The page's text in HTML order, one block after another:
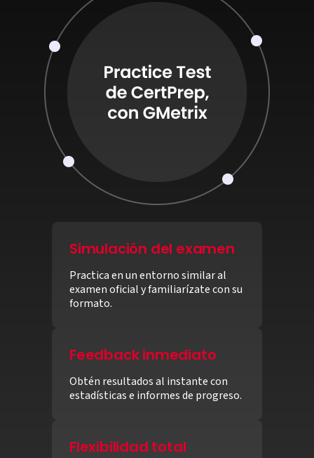
Simulación del examen
Practica en un entorno similar al
examen oficial y familiarízate con su
formato.
Feedback inmediato
Obtén resultados al instante con
estadísticas e informes de progreso.
Flexibilidad total